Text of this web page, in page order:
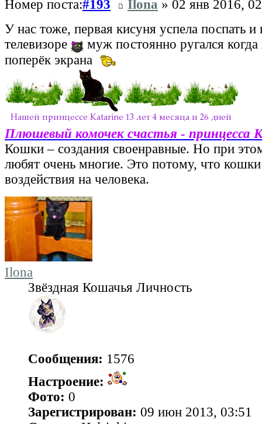
Номер поста:#193 Ilona » 02 янв 2016,
У нас тоже, первая кисуня успела поспать
телевизоре
муж постоянно ругался когда
поперёк экрана
Плюшевый комочек счастья - принцесса
Кошки – создания своенравные. Но при
любят очень многие. Это потому, что кошки
воздействия на человека.
Ilona
Звёздная Кошачья Личность
Сообщения: 1576
Настроение:
Фото: 0
Зарегистрирован: 09 июн 2013, 03:51